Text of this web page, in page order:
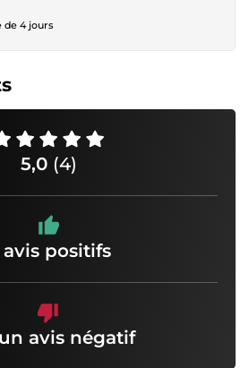
de 4 jours
5,0 (4)
positifs
avis négatif